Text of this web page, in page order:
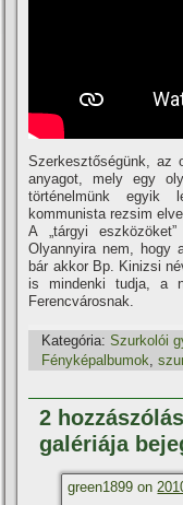
Szerkesztőségünk, az
anyagot, mely egy
történelmünk egyik
kommunista rezsim
A „tárgyi
Olyannyira nem, hogy
bár akkor Bp. Kinizsi
is mindenki tudja, a
Ferencvárosnak.
Kategória: Szurkolói
Fényképalbumok,
2
galériája
green1899 on